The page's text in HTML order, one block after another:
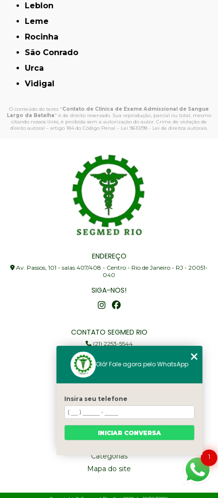
Leblon
Leme
Rocinha
São Conrado
Urca
Vidigal
O conteúdo do texto "Contato de Clínica de Exame Admissional de Sangue
Largo da Batalha" é de direito reservado. Sua reprodução, parcial ou total, mesmo
citando nossos links, é proibida sem a autorização do autor. Crime de violação de
direito autoral – artigo 184 do Código Penal – Lei 9610/98 - Lei de direitos autorais.
ENDEREÇO
Av. Passos, 101 - salas 407/408 - Centro - Rio de Janeiro - RJ - 20051-
040
SIGA-NOS!
CONTATO SEGMED RIO
(21) 2253-5544
(21) 97905-3352
segmed@segmedrio.com.br
Home
Institucional
Serviços
Categorias
Mapa do site
1
Olá! Fale agora pelo WhatsApp
Insira seu telefone
INICIAR CONVERSA